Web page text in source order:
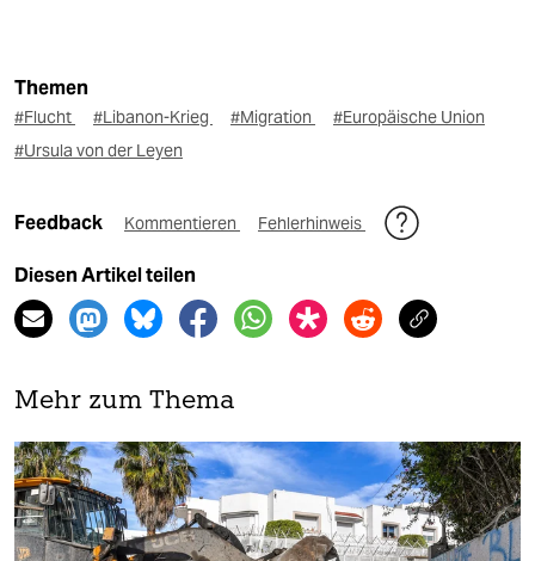
Themen
#Flucht #Libanon-Krieg #Migration
#Europäische Union
#Ursula von der Leyen
Feedback Kommentieren Fehlerhinweis
Diesen Artikel teilen
Mehr zum Thema